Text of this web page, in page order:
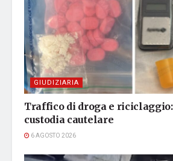
GIUDIZIARIA
Traffico di droga e
custodia cautelare
6 AGOSTO 2026